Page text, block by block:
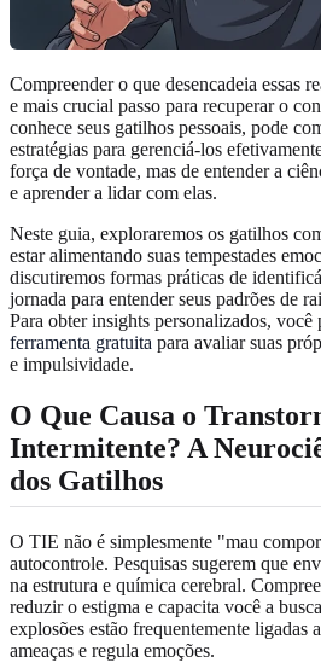
Compreender o que desencadeia essas
e mais crucial passo para recuperar o
conhece seus gatilhos pessoais, pode
estratégias para gerenciá-los
força de vontade, mas de entender a
e aprender a lidar com elas.
Neste guia, exploraremos os gatilhos
estar alimentando suas tempestades
discutiremos formas práticas de
jornada para entender seus padrões de
Para obter insights personalizados, você
ferramenta gratuita para avaliar suas
e impulsividade.
O Que Causa o
Intermitente? A
dos Gatilhos
O TIE não é simplesmente "mau
autocontrole. Pesquisas sugerem que
na estrutura e química cerebral.
reduzir o estigma e capacita você a
explosões estão frequentemente ligadas
ameaças e regula emoções.